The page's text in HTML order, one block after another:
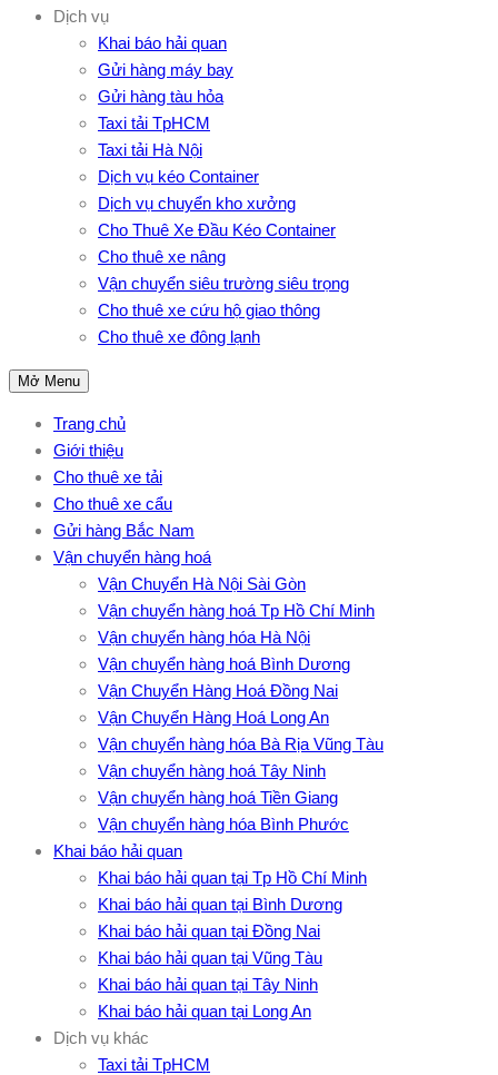
Dịch vụ
Khai báo hải quan
Gửi hàng máy bay
Gửi hàng tàu hỏa
Taxi tải TpHCM
Taxi tải Hà Nội
Dịch vụ kéo Container
Dịch vụ chuyển kho xưởng
Cho Thuê Xe Đầu Kéo Container
Cho thuê xe nâng
Vận chuyển siêu trường siêu trọng
Cho thuê xe cứu hộ giao thông
Cho thuê xe đông lạnh
Mở Menu
Trang chủ
Giới thiệu
Cho thuê xe tải
Cho thuê xe cẩu
Gửi hàng Bắc Nam
Vận chuyển hàng hoá
Vận Chuyển Hà Nội Sài Gòn
Vận chuyển hàng hoá Tp Hồ Chí Minh
Vận chuyển hàng hóa Hà Nội
Vận chuyển hàng hoá Bình Dương
Vận Chuyển Hàng Hoá Đồng Nai
Vận Chuyển Hàng Hoá Long An
Vận chuyển hàng hóa Bà Rịa Vũng Tàu
Vận chuyển hàng hoá Tây Ninh
Vận chuyển hàng hoá Tiền Giang
Vận chuyển hàng hóa Bình Phước
Khai báo hải quan
Khai báo hải quan tại Tp Hồ Chí Minh
Khai báo hải quan tại Bình Dương
Khai báo hải quan tại Đồng Nai
Khai báo hải quan tại Vũng Tàu
Khai báo hải quan tại Tây Ninh
Khai báo hải quan tại Long An
Dịch vụ khác
Taxi tải TpHCM